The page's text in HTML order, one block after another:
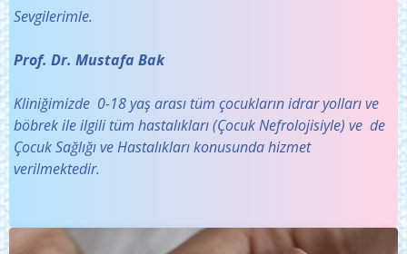
Sevgilerimle.
Prof. Dr. Mustafa Bak
Kliniğimizde 0-18 yaş arası tüm çocukların idrar yolları ve
böbrek ile ilgili tüm hastalıkları (Çocuk Nefrolojisiyle) ve de
Çocuk Sağlığı ve Hastalıkları konusunda hizmet
verilmektedir.